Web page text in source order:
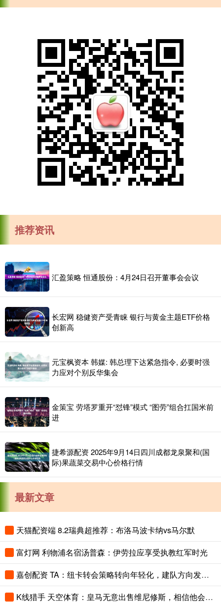
推荐资讯
汇盈策略 恒通股份：4月24日召开董事会会议
长宏网 稳健资产受青睐 银行与黄金主题ETF价格
创新高
元宝枫资本 韩媒: 韩总理下达紧急指令, 必要时强
力应对个别反华集会
金策宝 劳塔罗重开“怼锋”模式 “图劳”组合扛国米前
进
捷希源配资 2025年9月14日四川成都龙泉聚和(国
际)果蔬菜交易中心价格行情
最新文章
天猫配资端 8.2瑞典超推荐：布洛马波卡纳vs马尔默
富灯网 利物浦名宿汤普森：伊劳拉应享受执教红军时光
嘉创配资 TA：纽卡转会策略转向年轻化，建队方向发生转变
K线猎手 天空体育：皇马无意出售维尼修斯，相信他会续约